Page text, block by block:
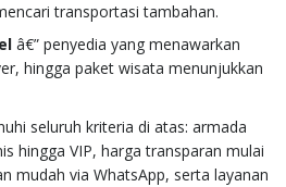
transportasi tambahan.
â€” penyedia yang menawarkan
hingga paket wisata menunjukkan
seluruh kriteria di atas: armada
hingga VIP, harga transparan mulai
mudah via WhatsApp, serta layanan